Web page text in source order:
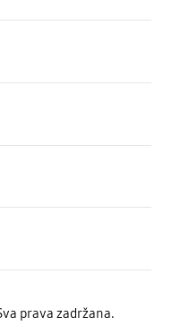
prava zadržana.